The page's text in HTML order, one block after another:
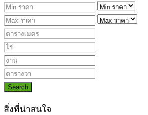
Search
สิ่งที่น่าสนใจ